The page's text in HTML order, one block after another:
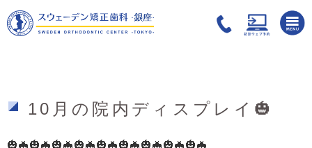
10月の院内ディスプレイ🎃
🎃🦇🎃🦇🎃🦇🎃🦇🎃🦇🎃🦇🎃🦇🎃🦇🎃🦇